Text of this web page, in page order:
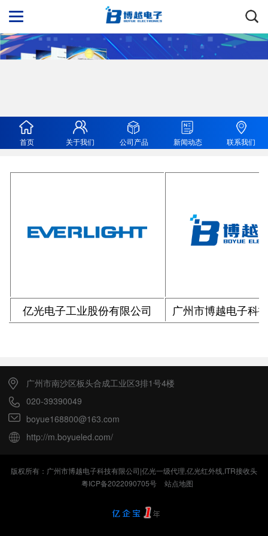
首页 关于我们 公司产品 新闻动态 联系我们
亿光电子工业股份有限公司 广州市博越电子科
广州市南沙区板头合成工业区3排1号4楼
020-39390049
boyue168800@163.com
http://m.boyueled.com/
版权所有：广州市博越电子科技有限公司|亿光一级代理,亿光红外线,ITR接收头
粤ICP备2022090705号
站点地图